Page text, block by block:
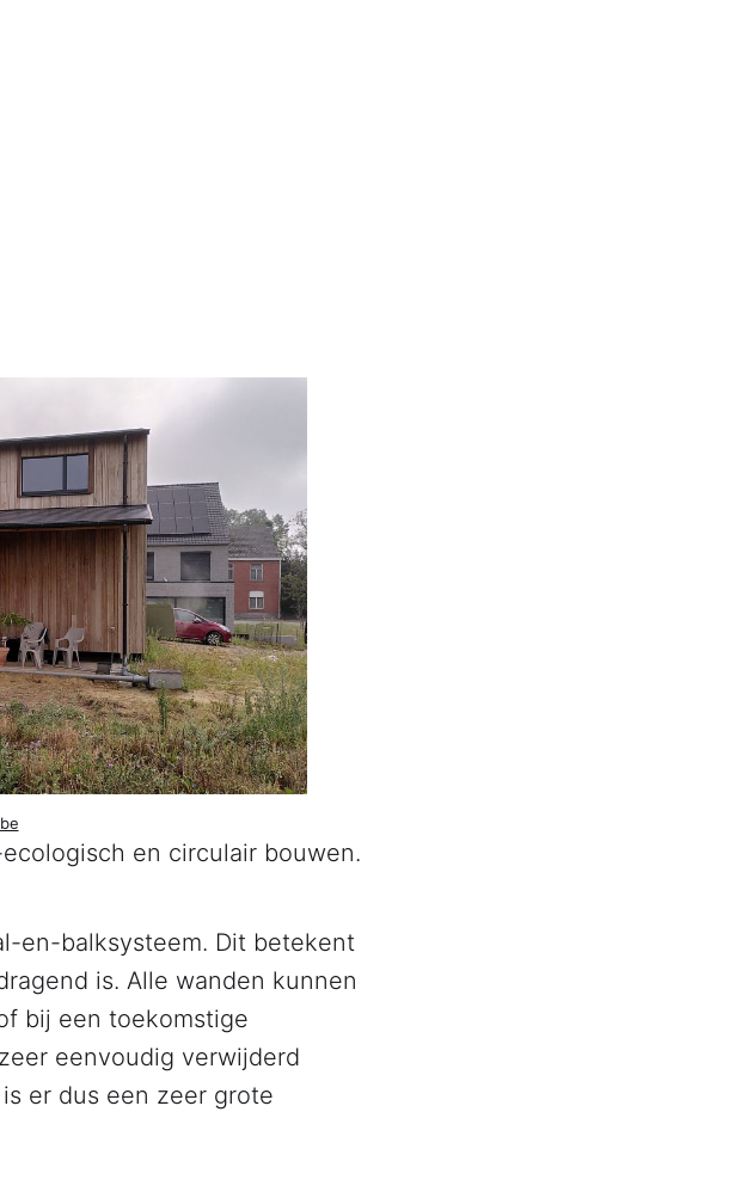
en circulair bouwen.
en-balksysteem. Dit betekent
is. Alle wanden kunnen
bij een toekomstige
eenvoudig verwijderd
er dus een zeer grote